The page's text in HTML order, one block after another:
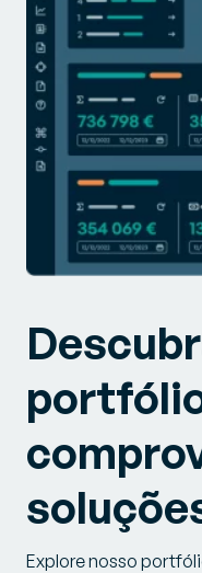
Explore nosso